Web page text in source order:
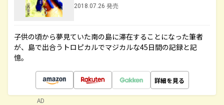
2018.07.26 発売
子供の頃から夢見ていた南の島に滞在することになった筆者
が、島で出合うトロピカルでマジカルな45日間の記録と記
憶。
詳細を見る
AD